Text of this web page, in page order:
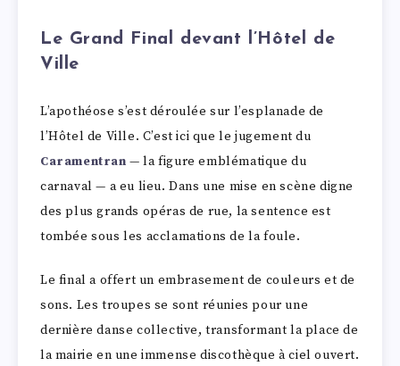
Le Grand Final devant l’Hôtel de
Ville
L’apothéose s’est déroulée sur l’esplanade de
l’Hôtel de Ville. C’est ici que le jugement du
Caramentran — la figure emblématique du
carnaval — a eu lieu. Dans une mise en scène digne
des plus grands opéras de rue, la sentence est
tombée sous les acclamations de la foule.
Le final a offert un embrasement de couleurs et de
sons. Les troupes se sont réunies pour une
dernière danse collective, transformant la place de
la mairie en une immense discothèque à ciel ouvert.